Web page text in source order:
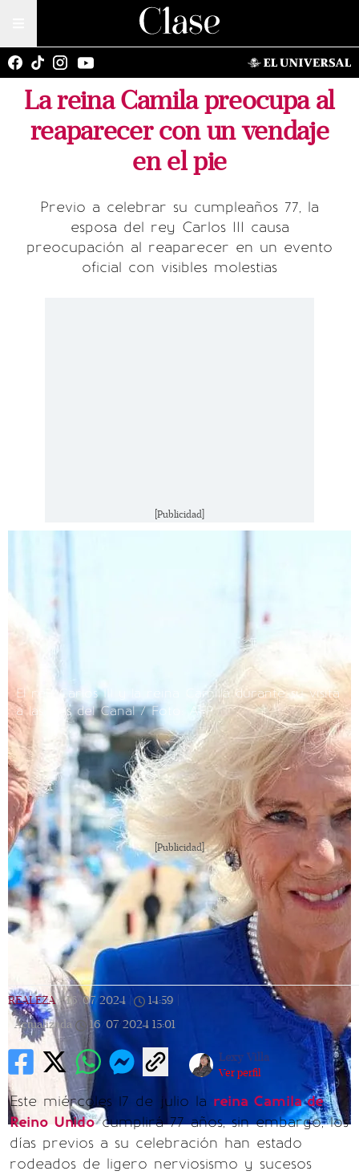
La reina Camila preocupa al
reaparecer con un vendaje
en el pie
Previo a celebrar su cumpleaños 77, la
esposa del rey Carlos III causa
preocupación al reaparecer en un evento
oficial con visibles molestias
[Publicidad]
El rey Carlos III y la reina Camilla durante su visita
a las Islas del Canal / Foto: AFP
[Publicidad]
REALEZA | 16/07/2024 14:59
Actualizada
16/07/2024 15:01
Lexy Villa
Ver perfil
Este miércoles 17 de julio la reina Camila de
Reino Unidocumplirá 77 años, sin embargo, los
días previos a su celebración han estado
rodeados de ligero nerviosismo y sucesos